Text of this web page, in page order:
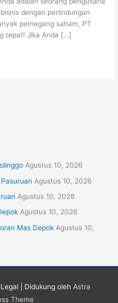
dengan perlindungan
pemegang saham, PT
tepat! Jika Anda […]
Agustus 10, 2026
Agustus 10, 2026
Agustus 10, 2026
Agustus 10, 2026
Mas Depok Agustus 10,
| Didukung oleh Astra
Theme